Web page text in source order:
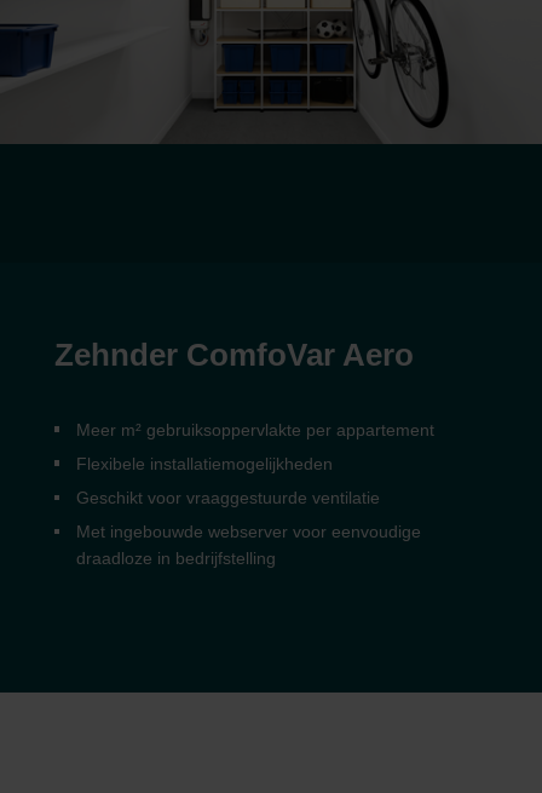
Zehnder ComfoVar Aero
Meer m² gebruiksoppervlakte per appartement
Flexibele installatiemogelijkheden
Geschikt voor vraaggestuurde ventilatie
Met ingebouwde webserver voor eenvoudige
draadloze in bedrijfstelling